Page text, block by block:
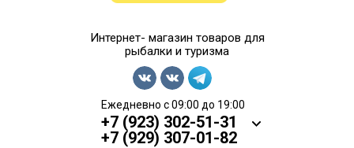
Интернет- магазин товаров для
рыбалки и туризма
Ежедневно с 09:00 до 19:00
+7 (923) 302-51-31
+7 (929) 307-01-82